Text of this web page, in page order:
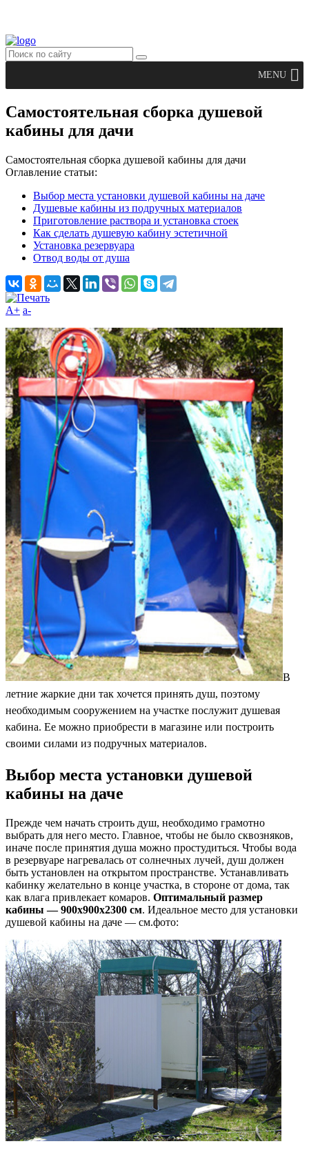
MENU
Самостоятельная сборка душевой
кабины для дачи
Самостоятельная сборка душевой кабины для дачи
Оглавление статьи:
Выбор места установки душевой кабины на даче
Душевые кабины из подручных материалов
Приготовление раствора и установка стоек
Как сделать душевую кабину эстетичной
Установка резервуара
Отвод воды от душа
A+ а-
В
летние жаркие дни так хочется принять душ, поэтому
необходимым сооружением на участке послужит душевая
кабина. Ее можно приобрести в магазине или построить
своими силами из подручных материалов.
Выбор места установки душевой
кабины на даче
Прежде чем начать строить душ, необходимо грамотно
выбрать для него место. Главное, чтобы не было сквозняков,
иначе после принятия душа можно простудиться. Чтобы вода
в резервуаре нагревалась от солнечных лучей, душ должен
быть установлен на открытом пространстве. Устанавливать
кабинку желательно в конце участка, в стороне от дома, так
как влага привлекает комаров. Оптимальный размер
кабины — 900х900х2300 см. Идеальное место для установки
душевой кабины на даче — см.фото: